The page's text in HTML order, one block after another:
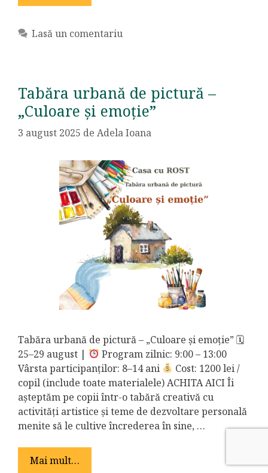
Lasă un comentariu
Tabăra urbană de pictură –
„Culoare și emoție”
3 august 2025 de Adela Ioana
Tabăra urbană de pictură – „Culoare și emoție” 🗓
25–29 august |
Program zilnic: 9:00 – 13:00
Vârsta participanților: 8–14 ani
Cost: 1200 lei /
copil (include toate materialele) ACHITA AICI Îi
așteptăm pe copii într-o tabără creativă cu
activități artistice și teme de dezvoltare personală
menite să le cultive încrederea în sine, …
Mai mult…